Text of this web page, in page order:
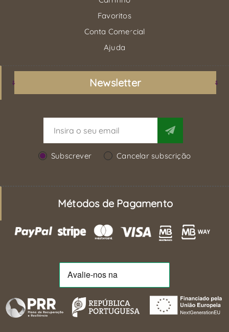
Favoritos
Conta Comercial
Ajuda
Newsletter
Subscrever Cancelar subscrição
Métodos de Pagamento